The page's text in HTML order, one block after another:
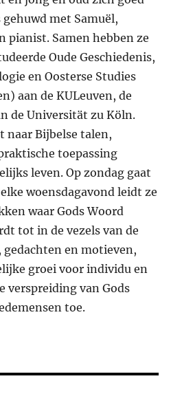
met Samuël,
pianist. Samen hebben ze
Oude Geschiedenis,
en Oosterse Studies
aan de KULeuven, de
de Universität zu Köln.
naar Bijbelse talen,
toepassing
leven. Op zondag gaat
woensdagavond leidt ze
waar Gods Woord
tot in de vezels van de
gedachten en motieven,
groei voor individu en
verspreiding van Gods
toe.